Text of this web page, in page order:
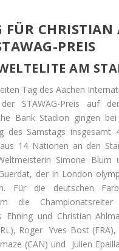
FÜR
PREIS
AM
Tag des Aachen
STAWAG-Preis auf
Bank Stadion gingen
des Samstags insgesamt
14 Nationen an den
Simone Blum
der in London
Für die deutschen
die
Ehning und Christian
Roger Yves Bost (FRA),
(CAN) und Julien